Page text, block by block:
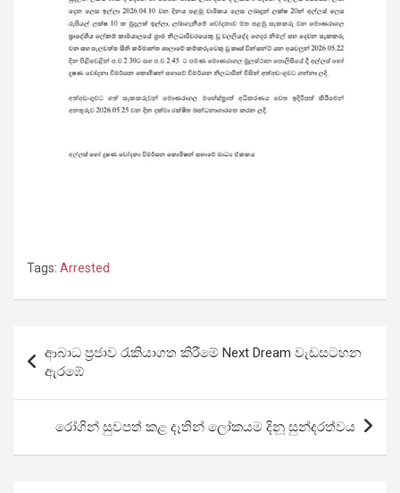
Tags: Arrested
navigation
ආබාධ ප්‍රජාව රැකියාගත කිරීමේ Next Dream වැඩසටහන
ඇරඹේ
රෝගින් සුවපත් කළ දෑතින් ලෝකයම දිනූ සුන්දරත්වය